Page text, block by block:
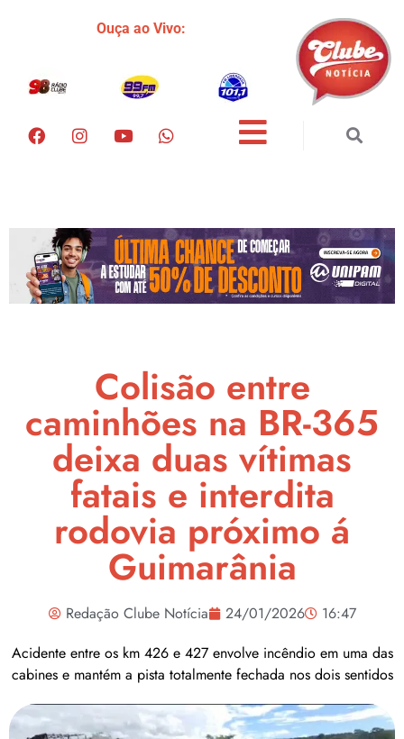
Ouça ao Vivo:
Colisão entre
caminhões na BR-365
deixa duas vítimas
fatais e interdita
rodovia próximo á
Guimarânia
Redação Clube Notícia 24/01/2026
16:47
Acidente entre os km 426 e 427 envolve incêndio em uma das
cabines e mantém a pista totalmente fechada nos dois sentidos